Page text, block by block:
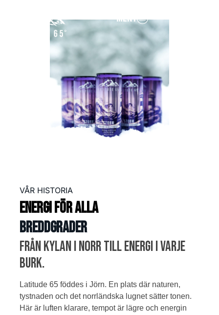
MENY
VÅR HISTORIA
Energi för alla
breddgrader
Från kylan i norr till energi i varje
burk.
Latitude 65 föddes i Jörn. En plats där naturen,
tystnaden och det norrländska lugnet sätter tonen.
Här är luften klarare, tempot är lägre och energin